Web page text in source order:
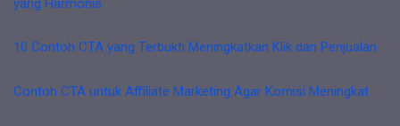
10 Contoh CTA yang Terbukti Meningkatkan Klik dan Penjualan
Contoh CTA untuk Affiliate Marketing Agar Komisi Meningkat